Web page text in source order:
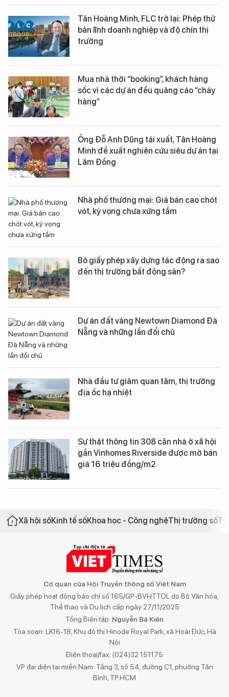
Tân Hoàng Minh, FLC trở lại: Phép thử
bản lĩnh doanh nghiệp và độ chín thị
trường
Mua nhà thời “booking”, khách hàng
sốc vì các dự án đều quảng cáo “cháy
hàng”
Ông Đỗ Anh Dũng tái xuất, Tân Hoàng
Minh đề xuất nghiên cứu siêu dự án tại
Lâm Đồng
Nhà phố thương mại: Giá bán cao chót
vót, kỳ vọng chưa xứng tầm
Bỏ giấy phép xây dựng tác động ra sao
đến thị trường bất động sản?
Dự án đất vàng Newtown Diamond Đà
Nẵng và những lần đổi chủ
Nhà đầu tư giảm quan tâm, thị trường
địa ốc hạ nhiệt
Sự thật thông tin 308 căn nhà ở xã hội
gần Vinhomes Riverside được mở bán
giá 16 triệu đồng/m2
Xã hội sốKinh tế sốKhoa học - Công nghệThị trường số
Cơ quan của Hội Truyền thông số Việt Nam
Giấy phép hoạt động báo chí số 165/GP-BVHTTDL do Bộ Văn hóa,
Thể thao và Du lịch cấp ngày 27/11/2025
Tổng Biên tập: Nguyễn Bá Kiên
Tòa soạn: LK16-18, Khu đô thị Hinode Royal Park, xã Hoài Đức, Hà
Nội
Điện thoại/fax: (024)32 151175
VP đại diện tại miền Nam: Tầng 3, số 54, đường C1, phường Tân
Bình, TP.HCM